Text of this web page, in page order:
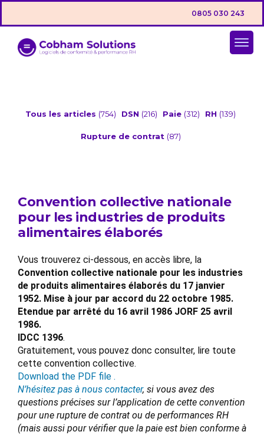
0805 030 243
Tous les articles (754) DSN (216) Paie (312) RH (139)
Rupture de contrat (87)
Convention collective nationale
pour les industries de produits
alimentaires élaborés
Vous trouverez ci-dessous, en accès libre, la
Convention collective nationale pour les industries
de produits alimentaires élaborés du 17 janvier
1952. Mise à jour par accord du 22 octobre 1985.
Etendue par arrêté du 16 avril 1986 JORF 25 avril
1986.
IDCC 1396.
Gratuitement, vous pouvez donc consulter, lire toute
cette convention collective.
Download the PDF file .
N’hésitez pas à nous contacter, si vous avez des
questions précises sur l’application de cette convention
pour une rupture de contrat ou de performances RH
(mais aussi pour vérifier que la paie est bien conforme à